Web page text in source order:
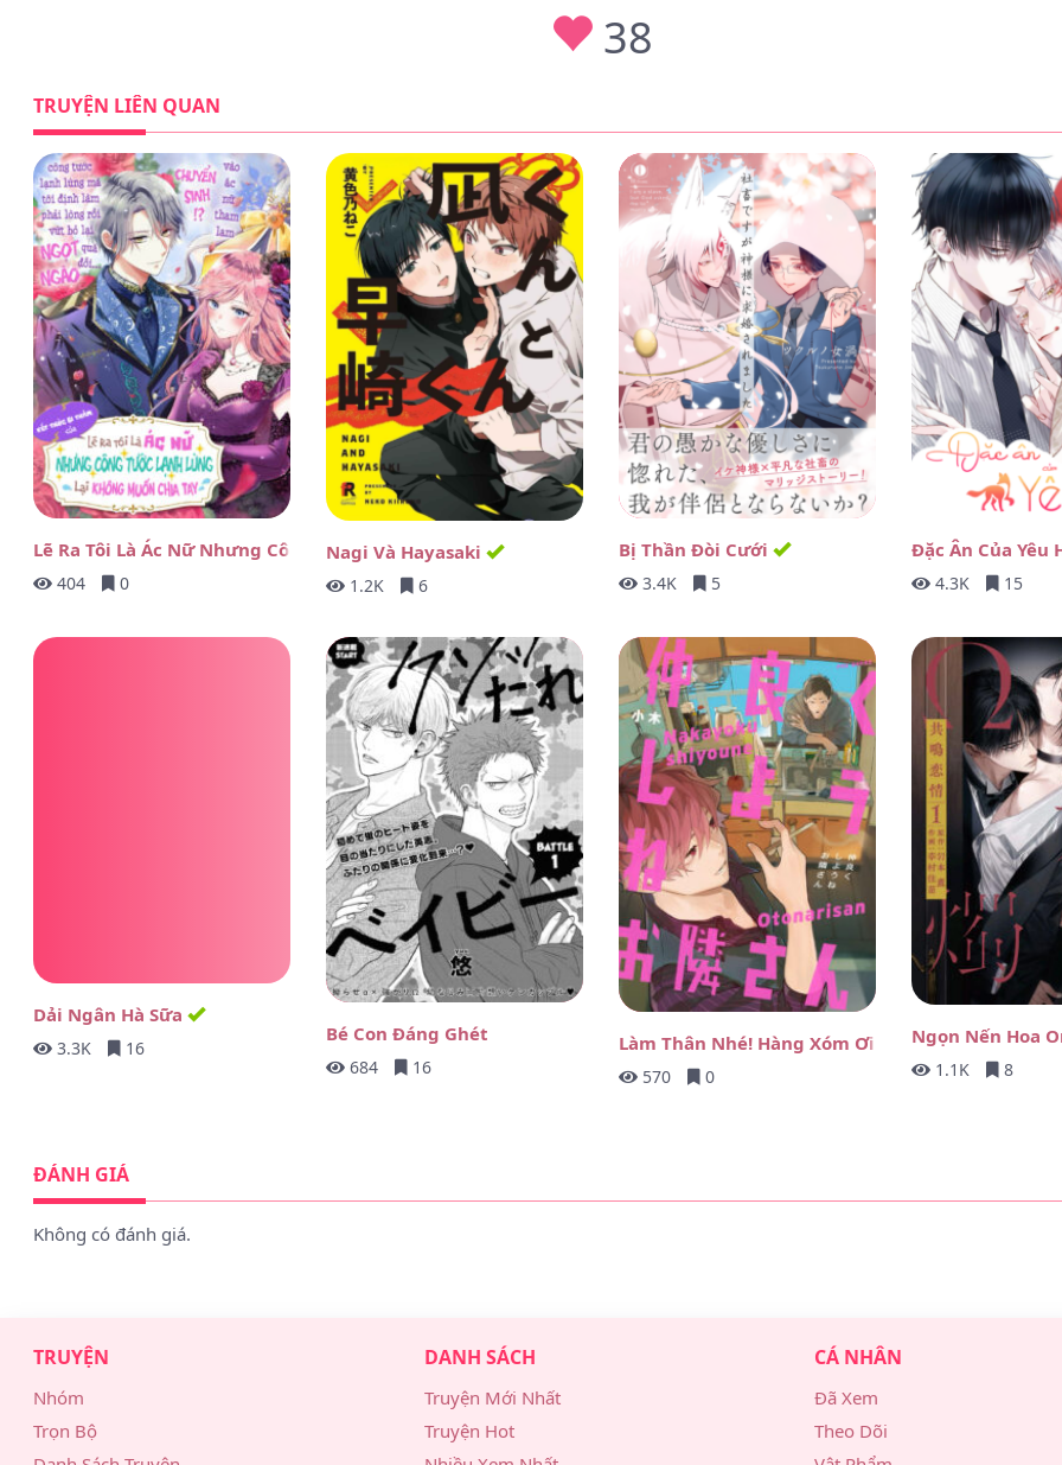
38
TRUYỆN LIÊN QUAN
Lẽ Ra Tôi Là Ác Nữ Nhưng Công Tước Lạnh Lùng Lại Không Muốn Chia Tay
404 0
Nagi Và Hayasaki
1.2K 6
Bị Thần Đòi Cưới
3.4K 5
Đặc Ân Của Yêu
4.3K 15
Dải Ngân Hà Sữa
3.3K 16
Bé Con Đáng Ghét
684 16
Làm Thân Nhé! Hàng Xóm Ơi
570 0
Ngọn Nến Hoa
1.1K 8
ĐÁNH GIÁ
Không có đánh giá.
TRUYỆN
Nhóm
Trọn Bộ
DANH SÁCH
Truyện Mới Nhất
Truyện Hot
CÁ NHÂN
Đã Xem
Theo Dõi